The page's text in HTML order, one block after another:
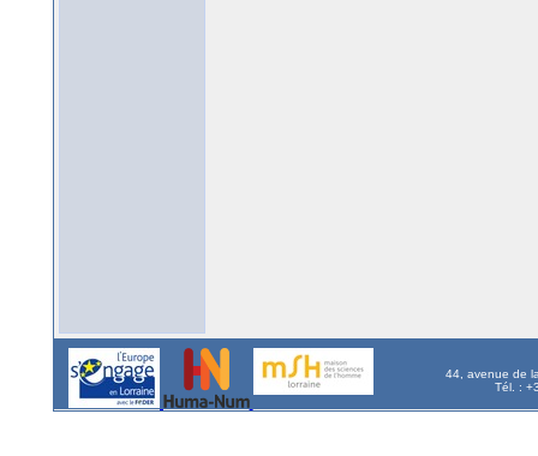
44, avenue de
Tél. :